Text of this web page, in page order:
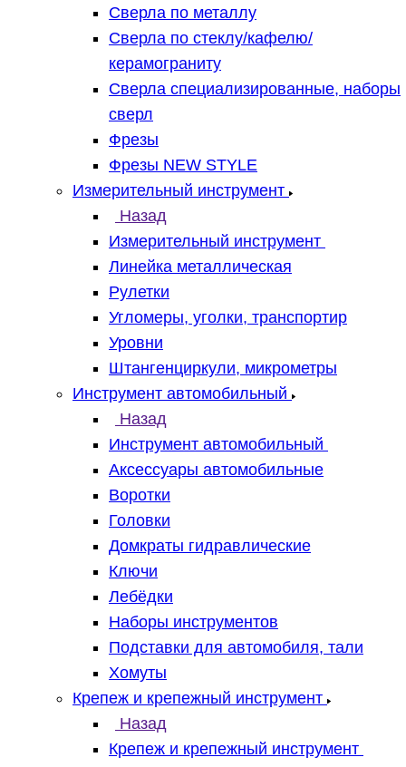
Сверла по металлу
Сверла по стеклу/кафелю/
керамограниту
Сверла специализированные, наборы
сверл
Фрезы
Фрезы NEW STYLE
Измерительный инструмент
Назад
Измерительный инструмент
Линейка металлическая
Рулетки
Угломеры, уголки, транспортир
Уровни
Штангенциркули, микрометры
Инструмент автомобильный
Назад
Инструмент автомобильный
Аксессуары автомобильные
Воротки
Головки
Домкраты гидравлические
Ключи
Лебёдки
Наборы инструментов
Подставки для автомобиля, тали
Хомуты
Крепеж и крепежный инструмент
Назад
Крепеж и крепежный инструмент